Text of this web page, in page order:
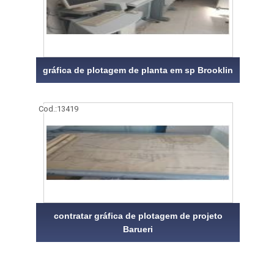
gráfica de plotagem de planta em sp Brooklin
Cod.:13419
contratar gráfica de plotagem de projeto
Barueri